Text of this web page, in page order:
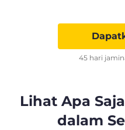
45 hari
Lihat Apa
dalam